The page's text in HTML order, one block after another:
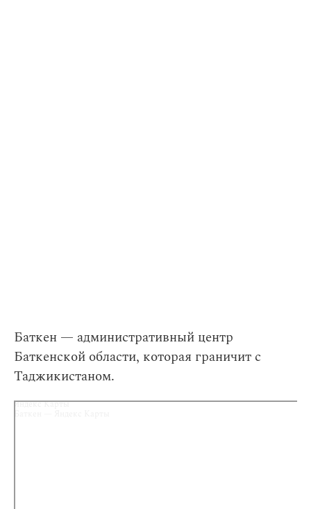
Баткен — административный центр
Баткенской области, которая граничит с
Таджикистаном.
Яндекс Карты